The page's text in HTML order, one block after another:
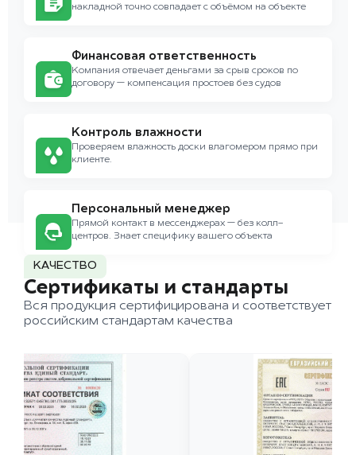
накладной точно совпадает с объёмом на объекте
Финансовая ответственность
Компания отвечает деньгами за срыв сроков по
договору — компенсация простоев без судов
Контроль влажности
Проверяем влажность доски влагомером прямо при
клиенте.
Персональный менеджер
Прямой контакт в мессенджерах — без колл-
центров. Знает специфику вашего объекта
КАЧЕСТВО
Сертификаты и стандарты
Вся продукция сертифицирована и соответствует
российским стандартам качества